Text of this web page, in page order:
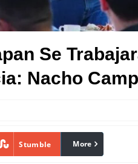
Se
Nacho
Stumble linkedin
More